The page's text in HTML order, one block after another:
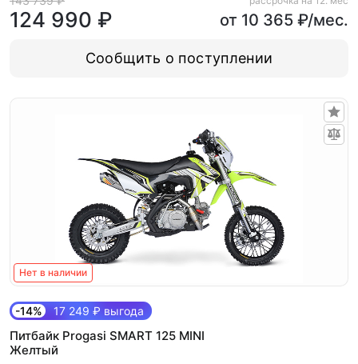
124 990 ₽ от 10 365 ₽/мес.
Сообщить о поступлении
Нет в наличии
-14% 17 249 ₽ выгода
Питбайк Progasi SMART 125 MINI
Желтый